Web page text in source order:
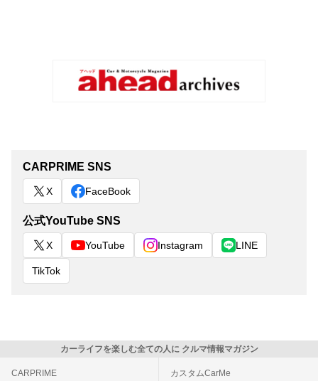
CARPRIME SNS
X FaceBook
公式YouTube SNS
X YouTube Instagram LINE
TikTok
カーライフを楽しむ全ての人に クルマ情報マガジン
CARPRIME カスタムCarMe